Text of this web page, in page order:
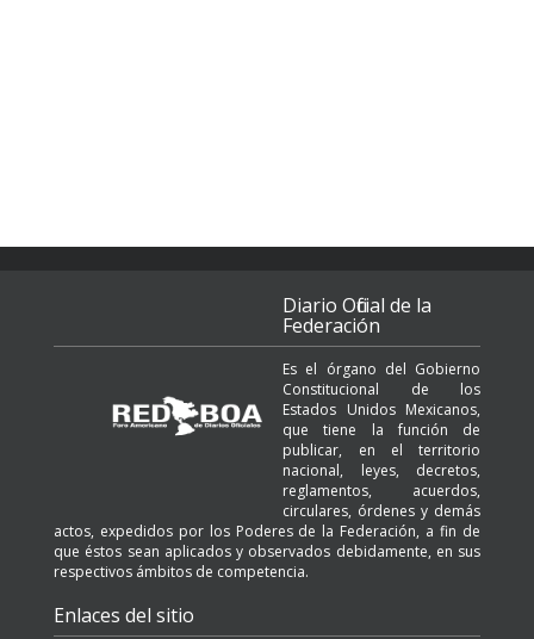
Diario Oficial de la
Federación
Es el órgano del Gobierno
Constitucional de los
Estados Unidos Mexicanos,
que tiene la función de
publicar, en el territorio
nacional, leyes, decretos,
reglamentos, acuerdos,
circulares, órdenes y demás
actos, expedidos por los Poderes de la Federación, a fin de
que éstos sean aplicados y observados debidamente, en sus
respectivos ámbitos de competencia.
Enlaces del sitio